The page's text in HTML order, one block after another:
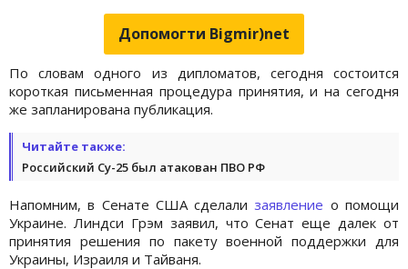
Допомогти Bigmir)net
По словам одного из дипломатов, сегодня состоится
короткая письменная процедура принятия, и на сегодня
же запланирована публикация.
Читайте также:
Российский Су-25 был атакован ПВО РФ
Напомним, в Сенате США сделализаявление о помощи
Украине. Линдси Грэм заявил, что Сенат еще далек от
принятия решения по пакету военной поддержки для
Украины, Израиля и Тайваня.